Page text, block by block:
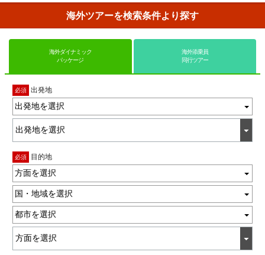
海外ツアーを検索条件より探す
海外ダイナミック
パッケージ
海外添乗員
同行ツアー
必須 出発地
出発地を選択
必須 目的地
方面を選択
国・地域を選択
都市を選択